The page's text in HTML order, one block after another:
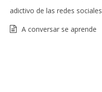
adictivo de las redes sociales
A conversar se aprende